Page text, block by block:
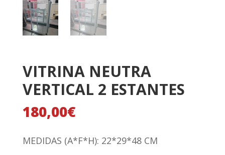
VITRINA NEUTRA
VERTICAL 2 ESTANTES
180,00€
MEDIDAS (A*F*H): 22*29*48 CM